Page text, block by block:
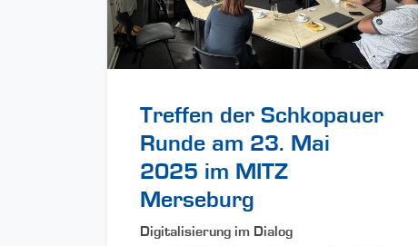
Treffen der Schkopauer
Runde am 23. Mai
2025 im MITZ
Merseburg
Digitalisierung im Dialog